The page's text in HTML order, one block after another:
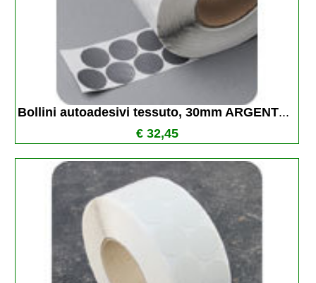
Bollini autoadesivi tessuto, 30mm ARGENT...
€ 32,45